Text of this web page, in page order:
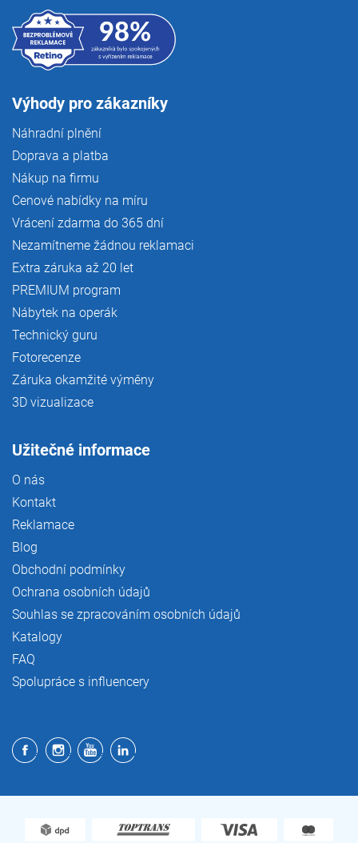
Výhody pro zákazníky
Náhradní plnění
Doprava a platba
Nákup na firmu
Cenové nabídky na míru
Vrácení zdarma do 365 dní
Nezamítneme žádnou reklamaci
Extra záruka až 20 let
PREMIUM program
Nábytek na operák
Technický guru
Fotorecenze
Záruka okamžité výměny
3D vizualizace
Užitečné informace
O nás
Kontakt
Reklamace
Blog
Obchodní podmínky
Ochrana osobních údajů
Souhlas se zpracováním osobních údajů
Katalogy
FAQ
Spolupráce s influencery